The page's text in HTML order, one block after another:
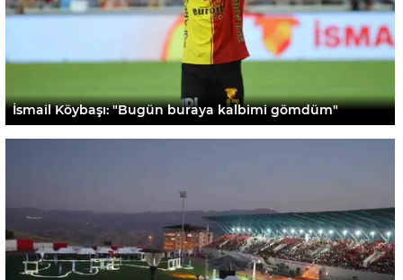
İsmail Köybaşı: "Bugün buraya kalbimi gömdüm"